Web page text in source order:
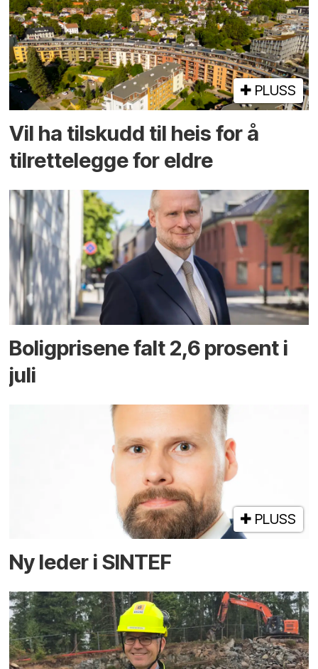
PLUSS
Vil ha tilskudd til heis for å
tilrettelegge for eldre
Boligprisene falt 2,6 prosent i
juli
PLUSS
Ny leder i SINTEF